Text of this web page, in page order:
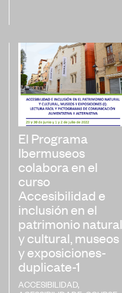
El Programa
Ibermuseos
colabora en el
curso
Accesibilidad e
inclusión en el
patrimonio natural
y cultural, museos
y exposiciones-
duplicate-1
ACCESIBILIDAD,